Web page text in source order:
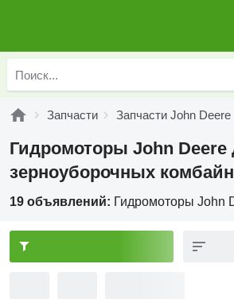
Запчасти Запчасти John Deere
Гидромоторы John Deere
зерноуборочных
19 объявлений: Гидромоторы John